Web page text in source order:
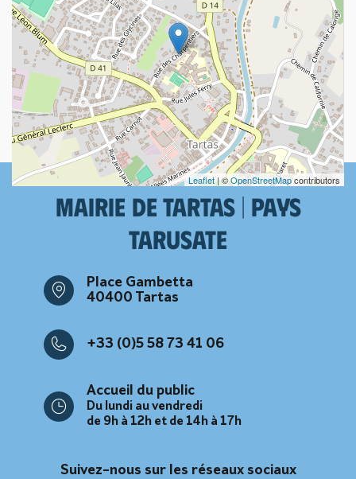
Leaflet | ©OpenStreetMapcontributors
Mairie de Tartas | Pays
tarusate
Place Gambetta
40400 Tartas
+33 (0)5 58 73 41 06
Accueil du public
Du lundi au vendredi
de 9h à 12h et de 14h à 17h
Suivez-nous sur les réseaux sociaux